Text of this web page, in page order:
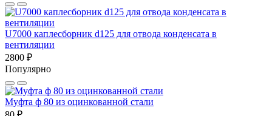
U7000 каплесборник d125 для отвода конденсата в
вентиляции
2800 ₽
Популярно
Муфта ф 80 из оцинкованной стали